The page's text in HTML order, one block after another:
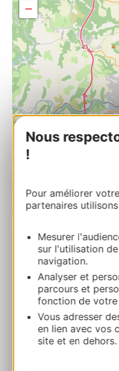
Nous
!
Pour améliorer
partenaires
Mesurer
sur l'utilisation
navigation.
Analyser et
parcours et
fonction de
Vous adresser
en lien avec vos
site et en dehors.
−
Horizon –
6, place
MILLAU
Ruta y acceso